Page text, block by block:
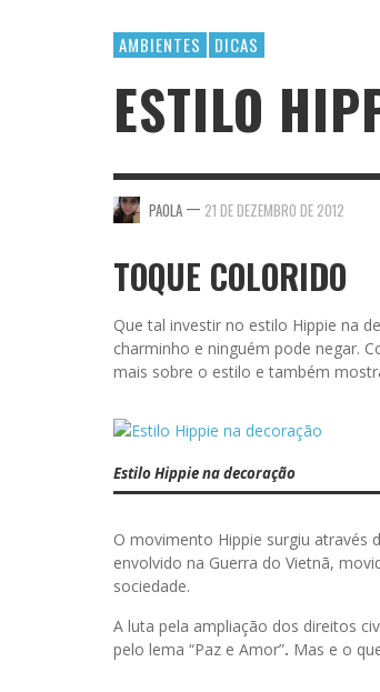
AMBIENTES DICAS
ESTILO
PAOLA — 21 DE DEZEMBRO DE 2012
TOQUE COLORIDO
Que tal investir no estilo Hippie na
charminho e ninguém pode negar.
mais sobre o estilo e também
Estilo Hippie na decoração
O movimento Hippie surgiu através
envolvido na Guerra do Vietnã,
sociedade.
A luta pela ampliação dos direitos
pelo lema “Paz e Amor”. Mas e o